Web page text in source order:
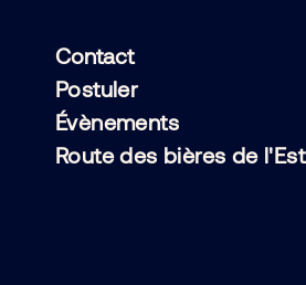
Contact
Postuler
Évènements
Route des bières de l'Est